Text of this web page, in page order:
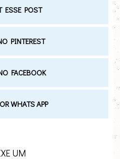
ESSE POST
PINTEREST
FACEBOOK
WHATS APP
UM